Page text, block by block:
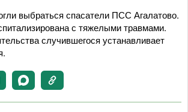
выбраться спасатели ПСС Агалатово.
с тяжелыми травмами.
случившегося устанавливает